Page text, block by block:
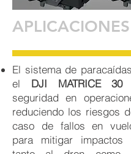
APLICACIONES
El sistema de paracaídas
el DJI MATRICE 30
seguridad en
reduciendo los riesgos
caso de fallos en
para mitigar impactos